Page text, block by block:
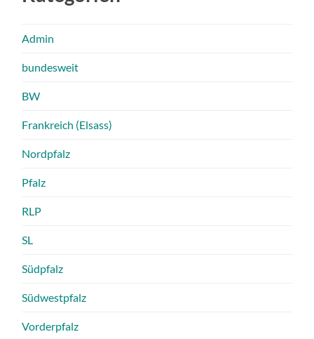
Admin
bundesweit
BW
Frankreich (Elsass)
Nordpfalz
Pfalz
RLP
SL
Südpfalz
Südwestpfalz
Vorderpfalz